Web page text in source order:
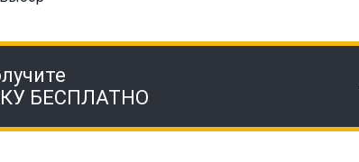
БЕСПЛАТНО